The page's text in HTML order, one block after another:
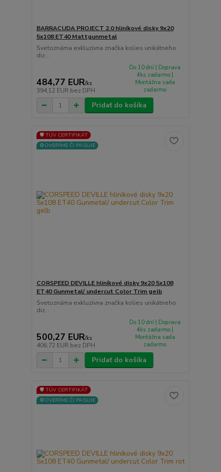
BARRACUDA PROJECT 2.0 hliníkové disky 9x20
5x108 ET40 Mattgunmetal
Svetoznáma exkluzívna značka kolies unikátneho
diz...
484,77 EUR/ks
394,12 EUR bez DPH
Do 10 dní | Doprava
4ks zadarmo |
Montážna sada
zadarmo
Pridať do košíka
🛡️ TÜV CERTIFIKÁT
⚙️OVERÍME ČI PASUJE
CORSPEED DEVILLE hliníkové disky 9x20 5x108
ET40 Gunmetal/ undercut Color Trim gelb
Svetoznáma exkluzívna značka kolies unikátneho
diz...
500,27 EUR/ks
406,72 EUR bez DPH
Do 10 dní | Doprava
4ks zadarmo |
Montážna sada
zadarmo
Pridať do košíka
🛡️ TÜV CERTIFIKÁT
⚙️OVERÍME ČI PASUJE